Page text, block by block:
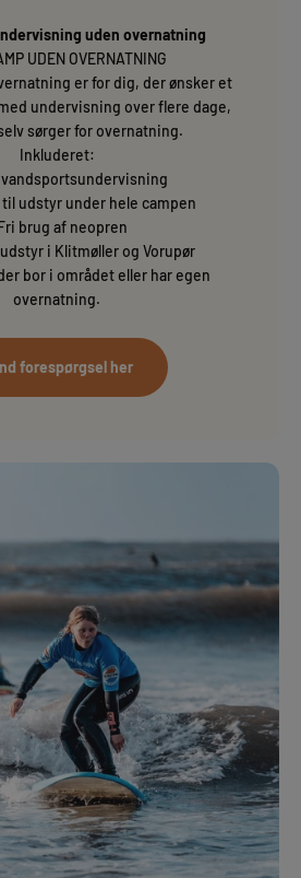
uden overnatning
UDEN OVERNATNING
er for dig, der ønsker et
undervisning over flere dage,
sørger for overnatning.
Inkluderet:
vandsportsundervisning
til udstyr under hele campen
brug af neopren
i Klitmøller og Vorupør
bor i området eller har egen
overnatning.
forespørgsel her